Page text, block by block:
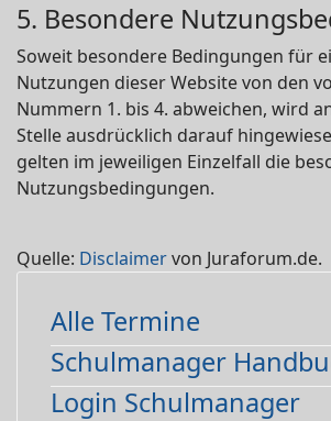
5. Besondere
Soweit besondere Bedingungen für
Nutzungen dieser Website von den
Nummern 1. bis 4. abweichen, wird
Stelle ausdrücklich darauf
gelten im jeweiligen Einzelfall die
Nutzungsbedingungen.
Quelle: Disclaimervon Juraforum.de.
Alle Termine
Schulmanager
Login Schulmanager